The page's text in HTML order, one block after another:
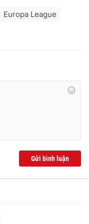
Europa League
Gửi bình luận